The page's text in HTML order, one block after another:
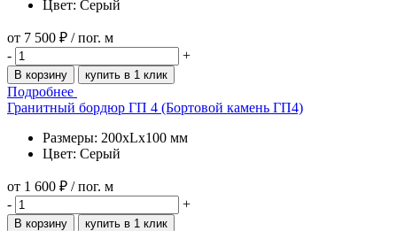
Цвет: Серый
от 7 500 ₽ / пог. м
-
+
В корзину купить в 1 клик
Подробнее
Гранитный бордюр ГП 4 (Бортовой камень ГП4)
Размеры: 200xLx100 мм
Цвет: Серый
от 1 600 ₽ / пог. м
-
+
В корзину купить в 1 клик